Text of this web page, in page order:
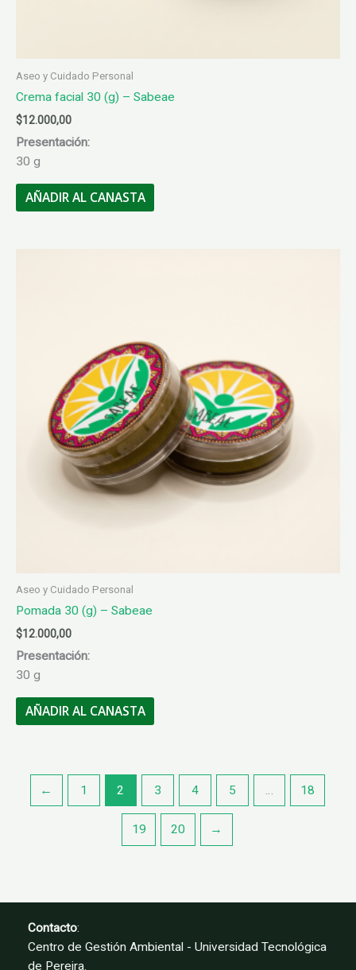
Aseo y Cuidado Personal
Crema facial 30 (g) – Sabeae
$12.000,00
Presentación:
30 g
AÑADIR AL CANASTA
Aseo y Cuidado Personal
Pomada 30 (g) – Sabeae
$12.000,00
Presentación:
30 g
AÑADIR AL CANASTA
← 1 2 3 4 5 … 18
19 20 →
Contacto:
Centro de Gestión Ambiental - Universidad Tecnológica
de Pereira.